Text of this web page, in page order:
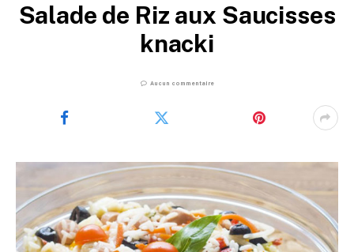
Salade de Riz aux Saucisses
knacki
Aucun commentaire